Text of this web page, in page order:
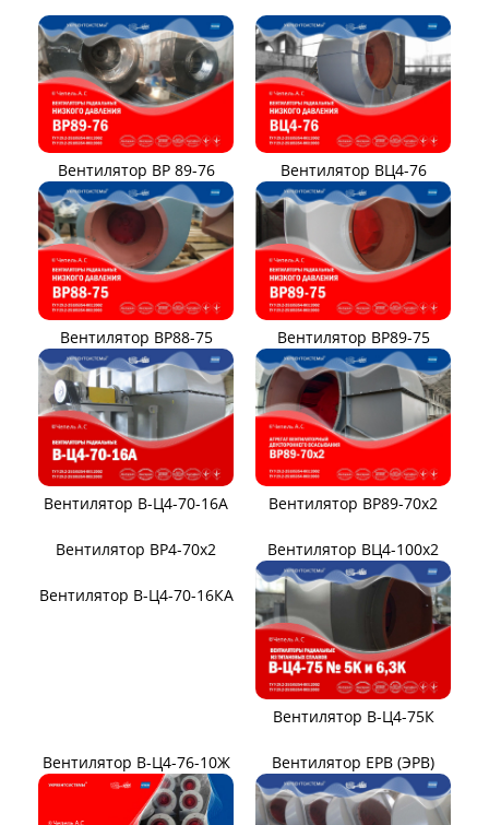
Вентилятор ВР 89-76 Вентилятор ВЦ4-76
Вентилятор ВР88-75 Вентилятор ВР89-75
Вентилятор В-Ц4-70-16А Вентилятор ВР89-70x2
Вентилятор ВЦ4-100х2